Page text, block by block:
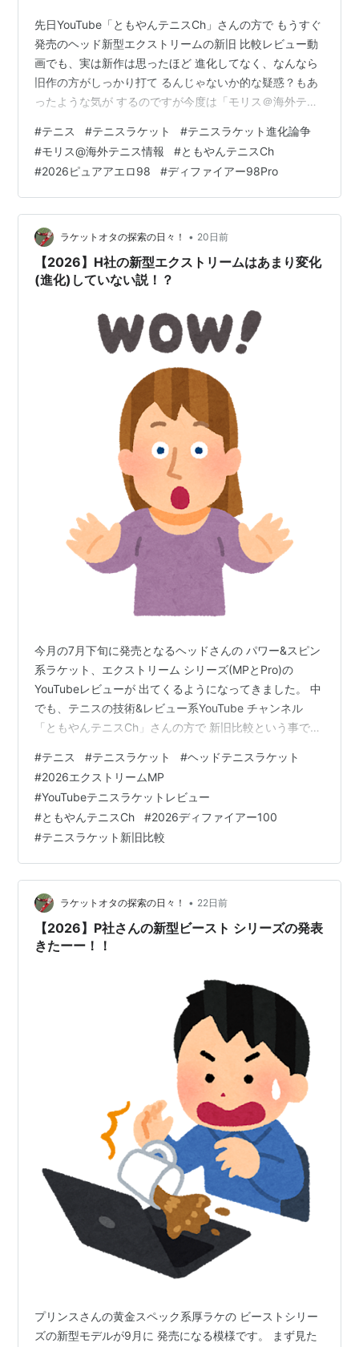
先日YouTube「ともやんテニスCh」さんの方で もうすぐ
発売のヘッド新型エクストリームの新旧 比較レビュー動
画でも、実は新作は思ったほど 進化してなく、なんなら
旧作の方がしっかり打て るんじゃないか的な疑惑？もあ
ったような気が するのですが今度は「モリス＠海外テニ
範 囲に網羅してまとめた内容の動画が公開に。 元が海外
発の情報なので思いっきり忖度なしの ド直球の刺激的な
内容で、今回も大変参考になり 圧倒的感謝だったのでし
た。 〜大部分の画像は「モリス＠海外テニス情報」さん
より〜 ヨネのラケットの方は守備範囲外なのですが バボ
ラさんのピュアア…
#テニス #テニスラケット #テニスラケット進化論争
#モリス@海外テニス情報 #ともやんテニスCh
#2026ピュアアエロ98 #ディファイアー98Pro
ラケットオタの探索の日々！ • 20日前
【2026】H社の新型エクストリームはあまり変化
(進化)していない説！？
今月の7月下旬に発売となるヘッドさんの パワー&スピン
系ラケット、エクストリーム シリーズ(MPとPro)の
YouTubeレビューが 出てくるようになってきました。 中
でも、テニスの技術&レビュー系YouTube チャンネル
「ともやんテニスCh」さんの方で 新旧比較という事で、
ビュー をやっていたのですが、どうも新作への 風当たり
が強い？というか、評価も微妙 のような雰囲気？ 〜画像
はYouTube「ともやんテニスCh」さんより〜 お二人の新
作への感想が結構微妙？ 良い方に考えれば違和感なく移
行し易い？ 確か、ともやんさんはずっとヘッド…
#テニス #テニスラケット #ヘッドテニスラケット
#2026エクストリームMP
#YouTubeテニスラケットレビュー
#ともやんテニスCh #2026ディファイアー100
#テニスラケット新旧比較
ラケットオタの探索の日々！ • 22日前
【2026】P社さんの新型ビースト シリーズの発表
きたーー！！
プリンスさんの黄金スペック系厚ラケの ビーストシリー
ズの新型モデルが9月に 発売になる模様です。 まず見た